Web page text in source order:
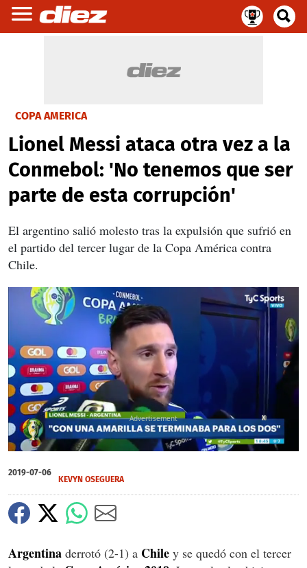
COPA AMERICA
Lionel Messi ataca otra vez a la
Conmebol: 'No tenemos que ser
parte de esta corrupción'
El argentino salió molesto tras la expulsión que sufrió en
el partido del tercer lugar de la Copa América contra
Chile.
of
2
13
seconds
X
2019-07-06
KEVYN OSEGUERA
Argentina derrotó (2-1) a Chile y se quedó con el tercer